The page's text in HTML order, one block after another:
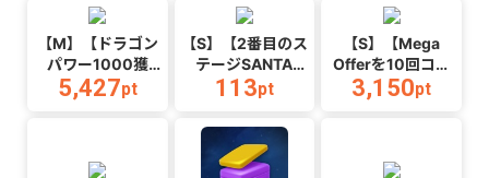
【M】【ドラゴン
パワー1000獲
得】マージドラゴ
ン_Android
5,427pt
【S】【2番目のス
テージSANTA
MONICA BEACH
WaterPark
Boys_Android
113pt
【S】【Mega
Offerを10回コン
プリートする】
Ball Hop_Android
3,150pt